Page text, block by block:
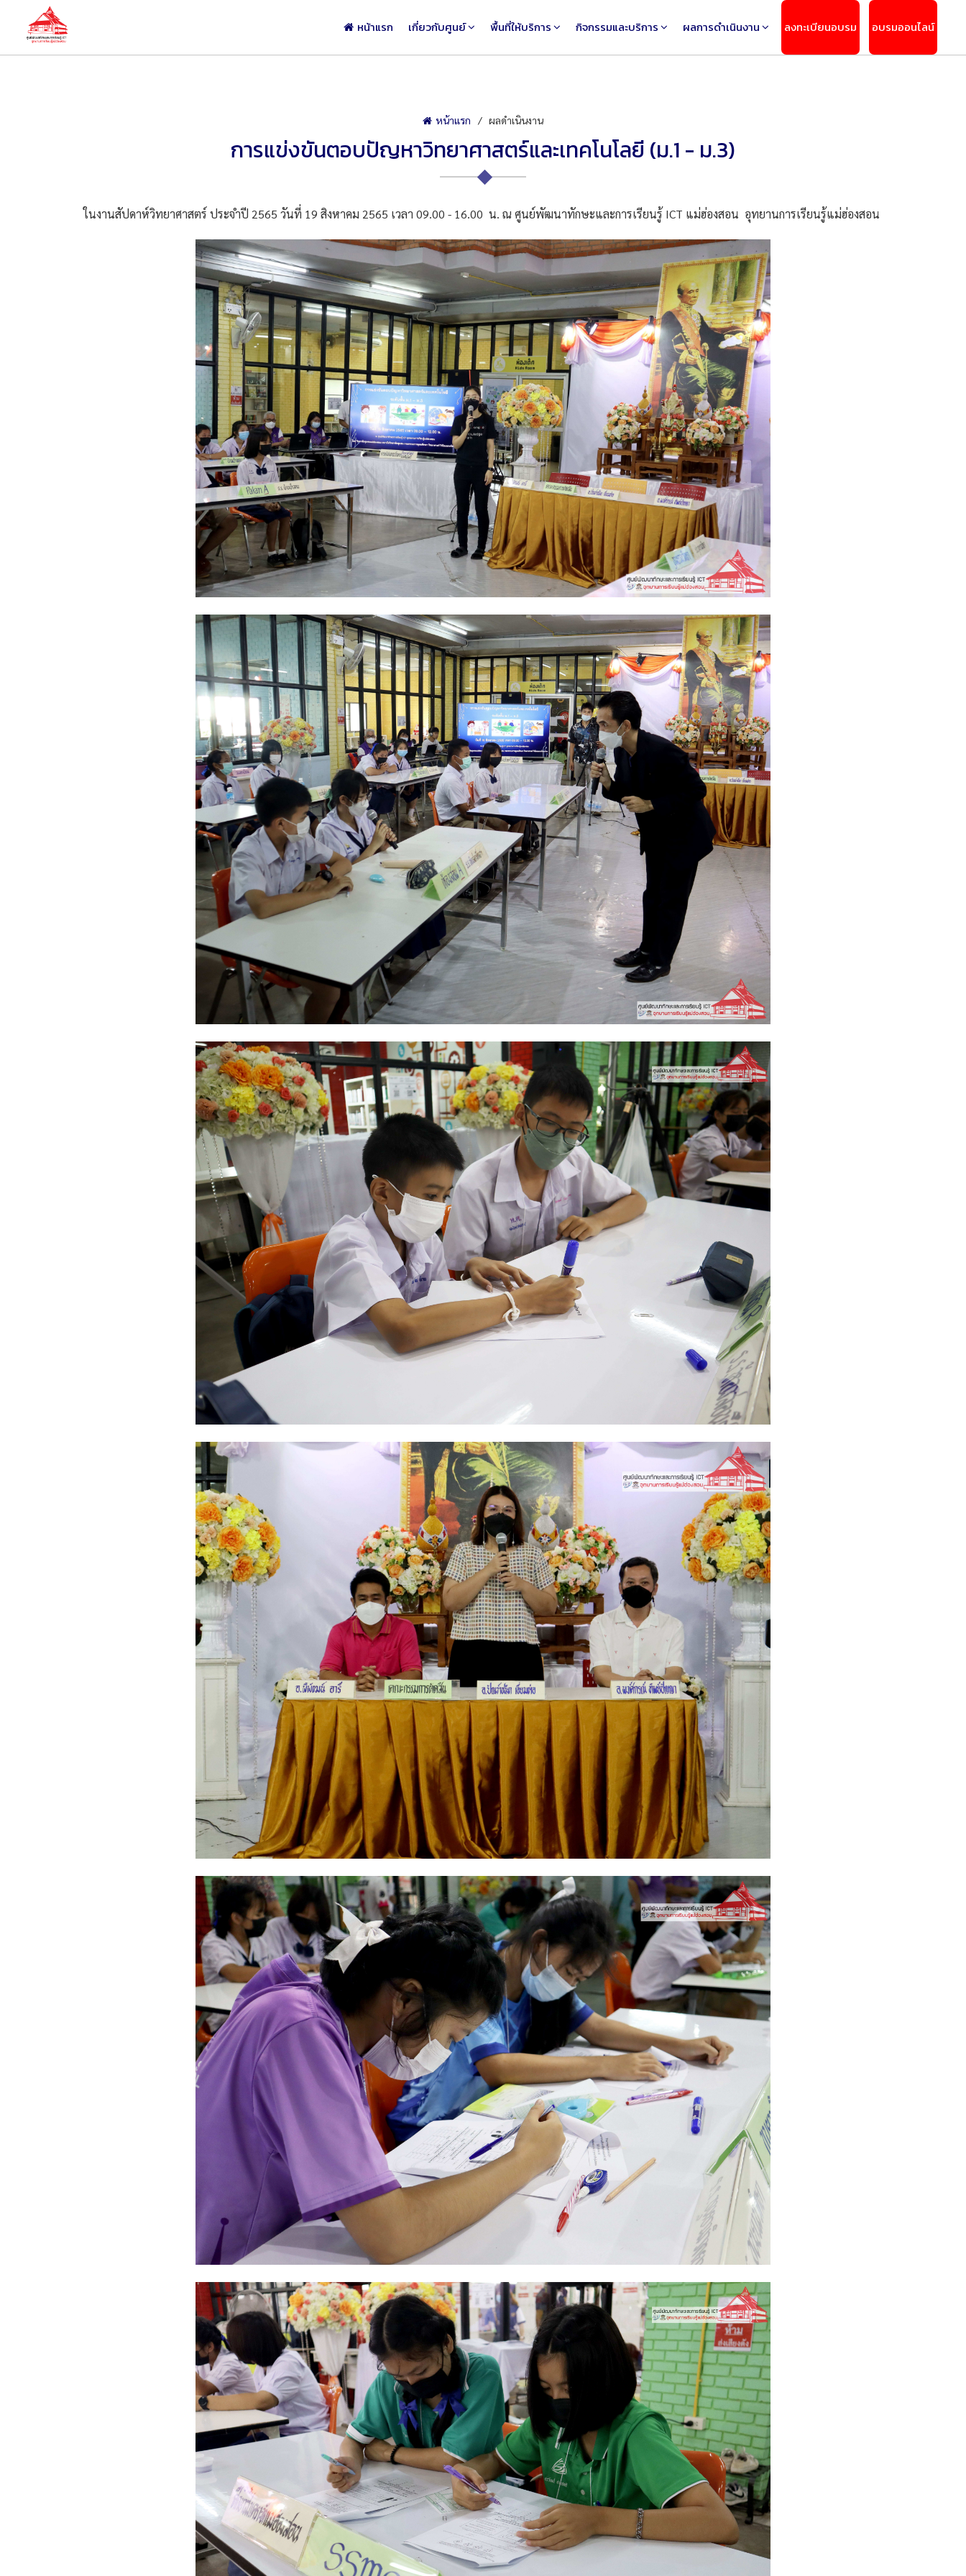
หน้าแรก เกี่ยวกับศูนย์ พื้นที่ให้บริการ กิจกรรมและบริการ ผลการดำเนินงาน ลงทะเบียนอบรม อบรมออนไลน์
หน้าแรก ผลดำเนินงาน
การแข่งขันตอบปัญหาวิทยาศาสตร์และเทคโนโลยี (ม.1 - ม.3)
ในงานสัปดาห์วิทยาศาสตร์ ประจำปี 2565 วันที่ 19 สิงหาคม 2565 เวลา 09.00 - 16.00 น. ณ ศูนย์พัฒนาทักษะและการเรียนรู้ ICT แม่ฮ่องสอน อุทยานการเรียนรู้แม่ฮ่องสอน